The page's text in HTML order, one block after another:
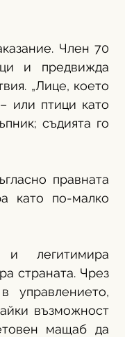
Член 70
и предвижда
„Лице, което
или птици като
съдията го
правната
като по-малко
и легитимира
страната. Чрез
управлението,
възможност
мащаб да